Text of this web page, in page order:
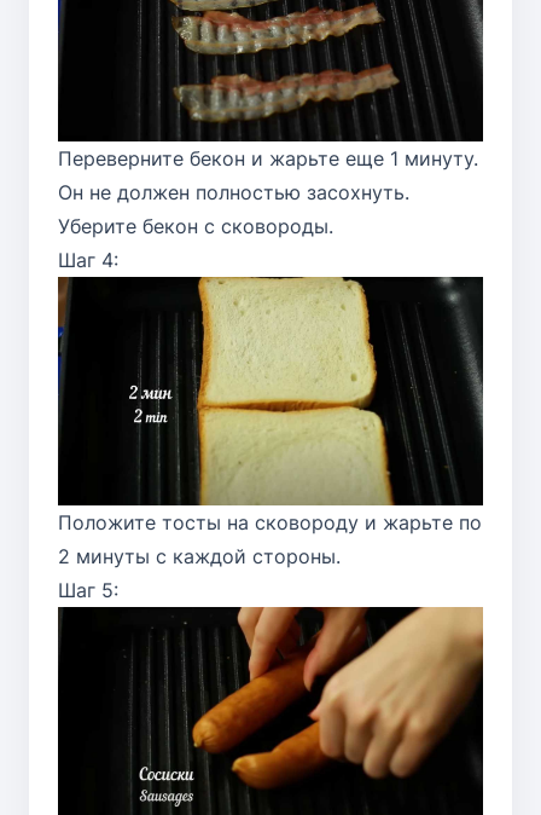
Переверните бекон и жарьте еще 1 минуту.
Он не должен полностью засохнуть.
Уберите бекон с сковороды.
Шаг 4:
Положите тосты на сковороду и жарьте по
2 минуты с каждой стороны.
Шаг 5: